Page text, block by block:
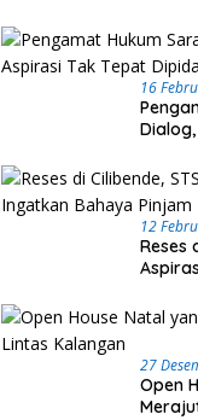
16
12
Reses
27
Open